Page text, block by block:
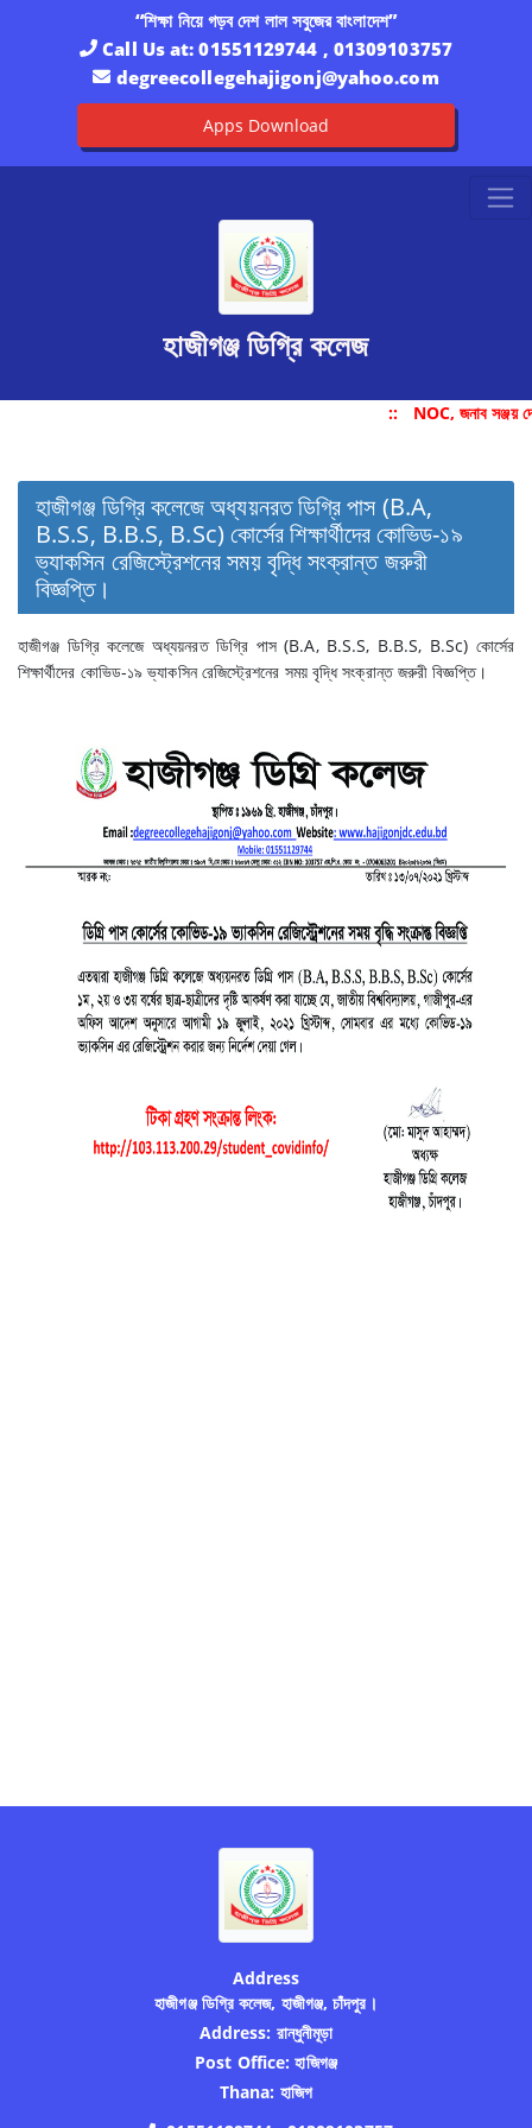
“শিক্ষা নিয়ে গড়ব দেশ লাল সবুজের বাংলাদেশ”
Call Us at:01551129744 , 01309103757
degreecollegehajigonj@yahoo.com
Apps Download
হাজীগঞ্জ ডিগ্রি কলেজ
:: NOC, জনাব সঞ্জয়
হাজীগঞ্জ ডিগ্রি কলেজে অধ্যয়নরত ডিগ্রি পাস (B.A,
B.S.S, B.B.S, B.Sc) কোর্সের শিক্ষার্থীদের কোভিড-১৯
ভ্যাকসিন রেজিস্ট্রেশনের সময় বৃদ্ধি সংক্রান্ত জরুরী
বিজ্ঞপ্তি।
হাজীগঞ্জ ডিগ্রি কলেজে অধ্যয়নরত ডিগ্রি পাস (B.A, B.S.S, B.B.S, B.Sc) কোর্সের
শিক্ষার্থীদের কোভিড-১৯ ভ্যাকসিন রেজিস্ট্রেশনের সময় বৃদ্ধি সংক্রান্ত জরুরী বিজ্ঞপ্তি।
Address
হাজীগঞ্জ ডিগ্রি কলেজ, হাজীগঞ্জ, চাঁদপুর।
Address: রান্ধুনীমূড়া
Post Office: হাজিগঞ্জ
Thana: হাজিগ